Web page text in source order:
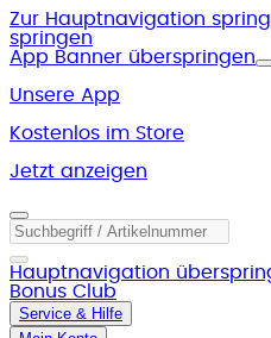
Zur Hauptnavigation
springen
App Banner überspringen
Unsere App
Kostenlos im Store
Jetzt anzeigen
Hauptnavigation
Bonus Club
Service & Hilfe